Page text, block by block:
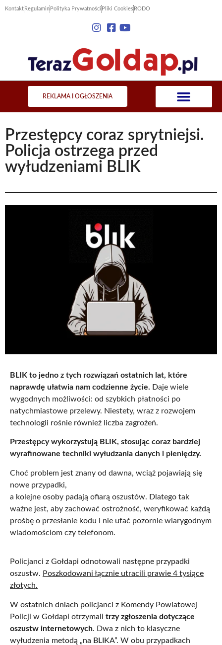
Kontakt Regulamin Polityka Prywatności Pliki Cookies RODO
REKLAMA I OGŁOSZENIA
Przestępcy coraz sprytniejsi.
Policja ostrzega przed
wyłudzeniami BLIK
BLIK to jedno z tych rozwiązań ostatnich lat, które
naprawdę ułatwia nam codzienne życie. Daje wiele
wygodnych możliwości: od szybkich płatności po
natychmiastowe przelewy. Niestety, wraz z rozwojem
technologii rośnie również liczba zagrożeń.
Przestępcy wykorzystują BLIK, stosując coraz bardziej
wyrafinowane techniki wyłudzania danych i pieniędzy.
Choć problem jest znany od dawna, wciąż pojawiają się
nowe przypadki,
a kolejne osoby padają ofiarą oszustów. Dlatego tak
ważne jest, aby zachować ostrożność, weryfikować każdą
prośbę o przesłanie kodu i nie ufać pozornie wiarygodnym
wiadomościom czy telefonom.
Policjanci z Gołdapi odnotowali następne przypadki
oszustw. Poszkodowani łącznie utracili prawie 4 tysiące
złotych.
W ostatnich dniach policjanci z Komendy Powiatowej
Policji w Gołdapi otrzymali trzy zgłoszenia dotyczące
oszustw internetowych. Dwa z nich to klasyczne
wyłudzenia metodą „na BLIKA”. W obu przypadkach